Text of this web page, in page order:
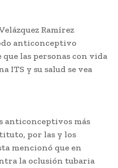
Ramírez
anticonceptivo
las personas con vida
ITS y su salud se vea
anticonceptivos más
por las y los
mencionó que en
la oclusión tubaria